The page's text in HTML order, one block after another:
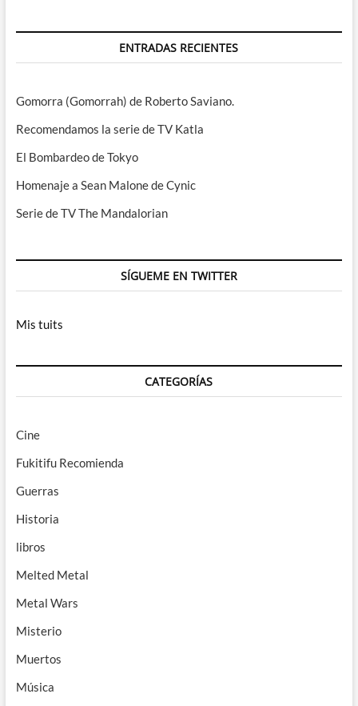
ENTRADAS RECIENTES
Gomorra (Gomorrah) de Roberto Saviano.
Recomendamos la serie de TV Katla
El Bombardeo de Tokyo
Homenaje a Sean Malone de Cynic
Serie de TV The Mandalorian
SÍGUEME EN TWITTER
Mis tuits
CATEGORÍAS
Cine
Fukitifu Recomienda
Guerras
Historia
libros
Melted Metal
Metal Wars
Misterio
Muertos
Música